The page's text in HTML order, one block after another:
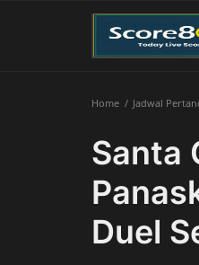
Home Jadwal
Santa
Duel